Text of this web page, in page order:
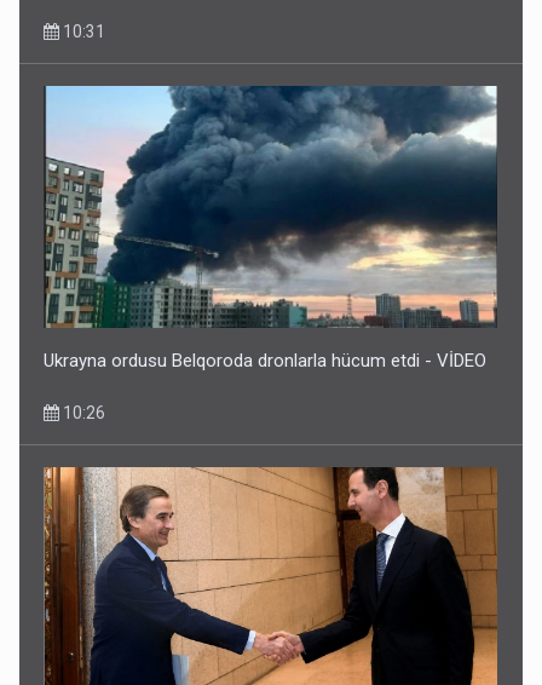
10:31
Ukrayna ordusu Belqoroda dronlarla hücum etdi - VİDEO
10:26